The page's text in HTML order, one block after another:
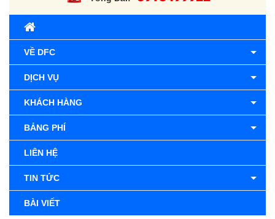
VỀ DFC
DỊCH VỤ
KHÁCH HÀNG
BẢNG PHÍ
LIÊN HỆ
TIN TỨC
BÀI VIẾT